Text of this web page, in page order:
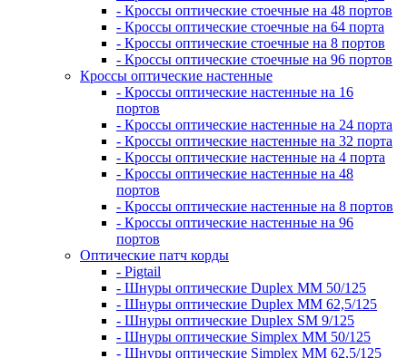
- Кроссы оптические стоечные на 48 портов
- Кроссы оптические стоечные на 64 порта
- Кроссы оптические стоечные на 8 портов
- Кроссы оптические стоечные на 96 портов
Кроссы оптические настенные
- Кроссы оптические настенные на 16
портов
- Кроссы оптические настенные на 24 порта
- Кроссы оптические настенные на 32 порта
- Кроссы оптические настенные на 4 порта
- Кроссы оптические настенные на 48
портов
- Кроссы оптические настенные на 8 портов
- Кроссы оптические настенные на 96
портов
Оптические патч корды
- Pigtail
- Шнуры оптические Duplex MM 50/125
- Шнуры оптические Duplex MM 62,5/125
- Шнуры оптические Duplex SM 9/125
- Шнуры оптические Simplex MM 50/125
- Шнуры оптические Simplex MM 62,5/125